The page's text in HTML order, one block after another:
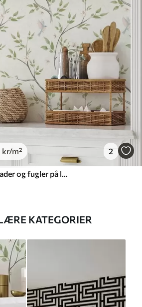
kr/m² 2
Akvarellgrener med blader og fugler på lys bakgrunn
KATEGORIER